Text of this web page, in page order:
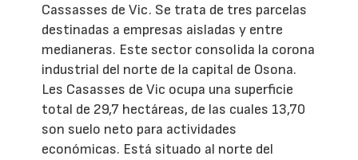
Cassasses de Vic. Se trata de tres parcelas
destinadas a empresas aisladas y entre
medianeras. Este sector consolida la corona
industrial del norte de la capital de Osona.
Les Casasses de Vic ocupa una superficie
total de 29,7 hectáreas, de las cuales 13,70
son suelo neto para actividades
económicas. Está situado al norte del